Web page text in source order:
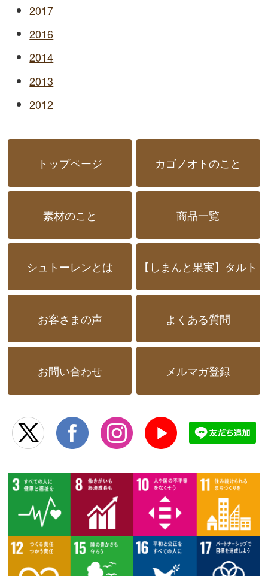
2017
2016
2014
2013
2012
トップページ カゴノオトのこと
素材のこと 商品一覧
シュトーレンとは 【しまんと果実】タルト
お客さまの声 よくある質問
お問い合わせ メルマガ登録